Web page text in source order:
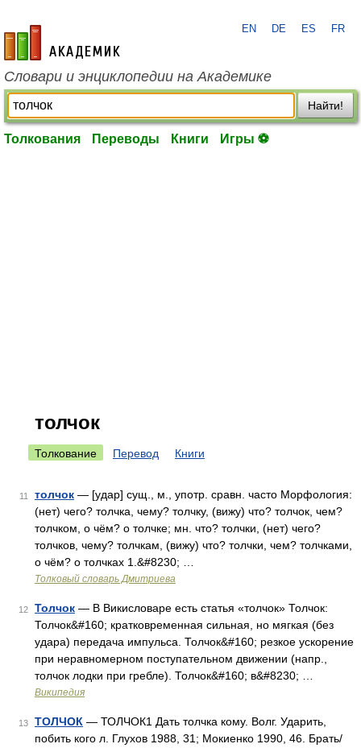
academic.ru
EN DE ES FR
Словари и энциклопедии на Академике
Найти!
Толкования Переводы Книги Игры ⚽
толчок
Толкование Перевод Книги
11 толчок — [удар] сущ., м., употр. сравн. часто Морфология:
(нет) чего? толчка, чему? толчку, (вижу) что? толчок, чем?
толчком, о чём? о толчке; мн. что? толчки, (нет) чего?
толчков, чему? толчкам, (вижу) что? толчки, чем? толчками,
о чём? о толчках 1.&#8230; …
Толковый словарь Дмитриева
12 Толчок — В Викисловаре есть статья «толчок» Толчок:
Толчок&#160; кратковременная сильная, но мягкая (без
удара) передача импульса. Толчок&#160; резкое ускорение
при неравномерном поступательном движении (напр.,
толчок лодки при гребле). Толчок&#160; в&#8230; …
Википедия
13 ТОЛЧОК — ТОЛЧОК1 Дать толчка кому. Волг. Ударить,
побить кого л. Глухов 1988, 31; Мокиенко 1990, 46. Брать/